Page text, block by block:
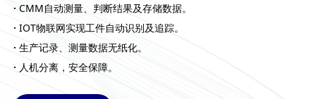
·CMM自动测量、判断结果及存储数据。
·IOT物联网实现工件自动识别及追踪。
·生产记录、测量数据无纸化。
· 人机分离，安全保障。